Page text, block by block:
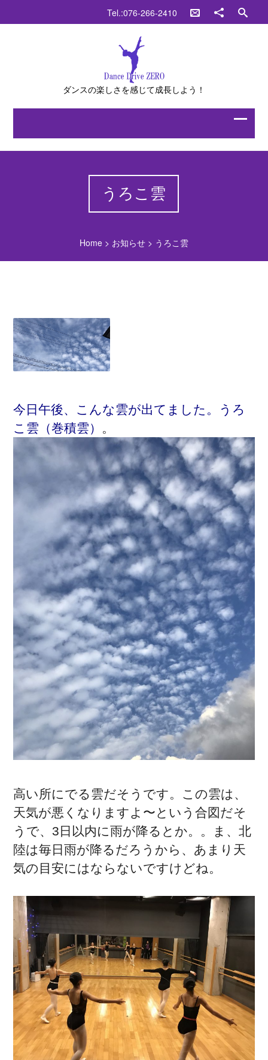
Tel.:076-266-2410
ダンスの楽しさを感じて成長しよう！
うろこ雲
Home> お知らせ> うろこ雲
今日午後、こんな雲が出てました。うろ
こ雲（巻積雲） 。
高い所にでる雲だそうです。この雲は、
天気が悪くなりますよ〜という合図だそ
うで、3日以内に雨が降るとか。。ま、北
陸は毎日雨が降るだろうから、あまり天
気の目安にはならないですけどね。